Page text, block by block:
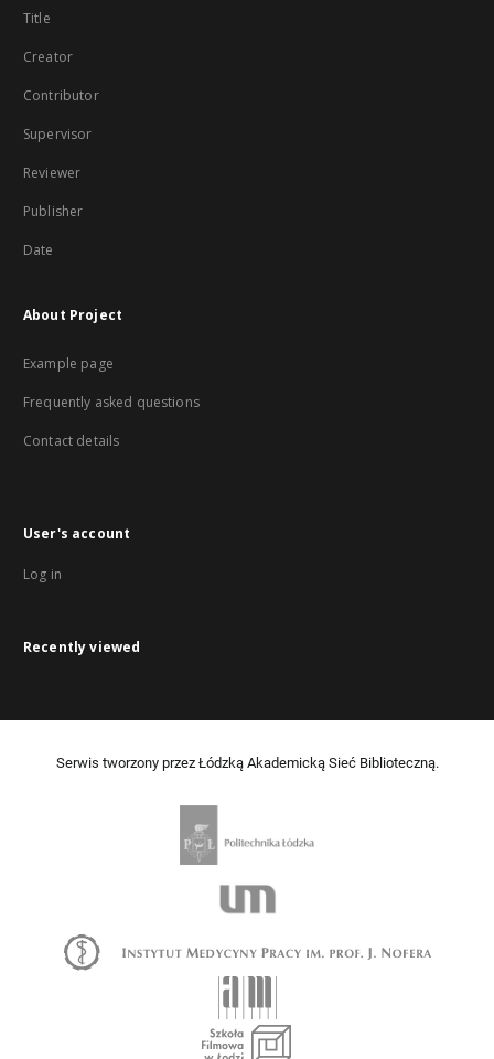
Title
Creator
Contributor
Supervisor
Reviewer
Publisher
Date
About Project
Example page
Frequently asked questions
Contact details
User's account
Log in
Recently viewed
Serwis tworzony przez Łódzką Akademicką Sieć Biblioteczną.